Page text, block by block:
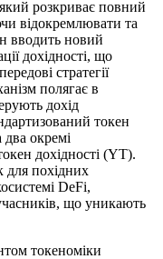
розкриває повний
відокремлювати та
вводить новий
дохідності, що
стратегії
полягає в
дохід
токен
два окремі
дохідності (YT).
похідних
DeFi,
що уникають
токеноміки